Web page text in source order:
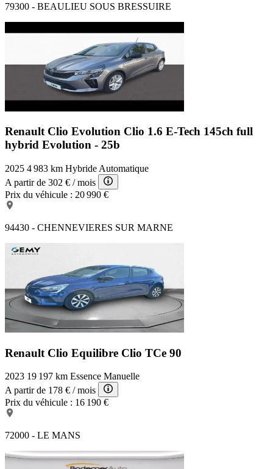
79300 - BEAULIEU SOUS BRESSUIRE
Renault Clio Evolution Clio 1.6 E-Tech 145ch full
hybrid Evolution - 25b
2025 4 983 km Hybride Automatique
A partir de 302 € / mois
Prix du véhicule : 20 990 €
94430 - CHENNEVIERES SUR MARNE
Renault Clio Equilibre Clio TCe 90
2023 19 197 km Essence Manuelle
A partir de 178 € / mois
Prix du véhicule : 16 190 €
72000 - LE MANS